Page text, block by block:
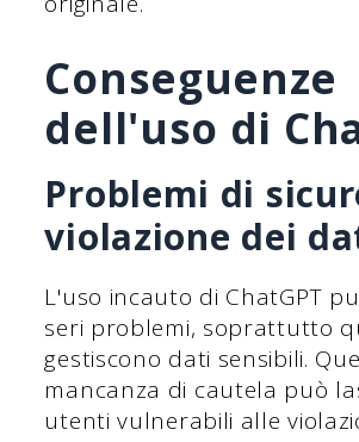
Conseguenze
dell'uso di
Problemi di
violazione dei
L'uso incauto di ChatGPT
seri problemi, soprattutto
gestiscono dati sensibili.
mancanza di cautela può
utenti vulnerabili alle